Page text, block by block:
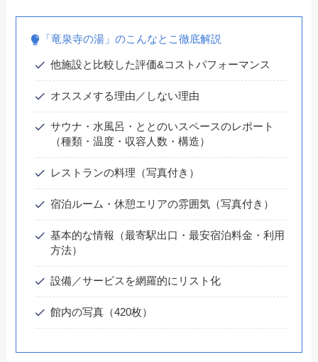
「竜泉寺の湯」のこんなとこ徹底解説
他施設と比較した評価&コストパフォーマンス
オススメする理由／しない理由
サウナ・水風呂・ととのいスペースのレポート
（種類・温度・収容人数・構造）
レストランの料理（写真付き）
宿泊ルーム・休憩エリアの雰囲気（写真付き）
基本的な情報（最寄駅出口・最安宿泊料金・利用
方法）
設備／サービスを網羅的にリスト化
館内の写真（420枚）